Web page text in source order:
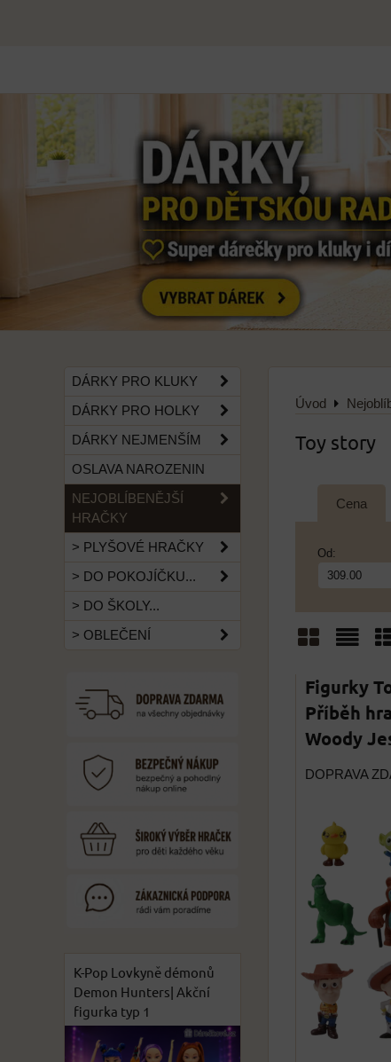
Úvod
Toy story
Cena
Od:
Figurky
Příběh
Woody
DOPRAVA
DÁRKY PRO KLUKY
DÁRKY PRO HOLKY
DÁRKY NEJMENŠÍM
OSLAVA NAROZENIN
NEJOBLÍBENĚJŠÍ
HRAČKY
> PLYŠOVÉ HRAČKY
> DO POKOJÍČKU...
> DO ŠKOLY...
> OBLEČENÍ
K-Pop Lovkyně démonů
Demon Hunters| Akční
figurka typ 1